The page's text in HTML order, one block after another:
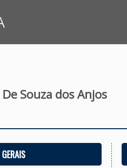
Souza dos Anjos